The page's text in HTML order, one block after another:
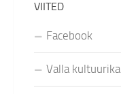
VIITED
Facebook
Valla